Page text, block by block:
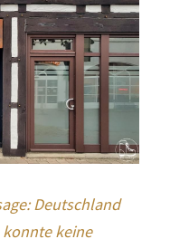
Deutschland
keine